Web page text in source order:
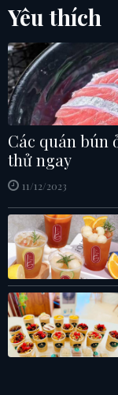
Yêu thích
Các quán bún
thử ngay
11/12/2023